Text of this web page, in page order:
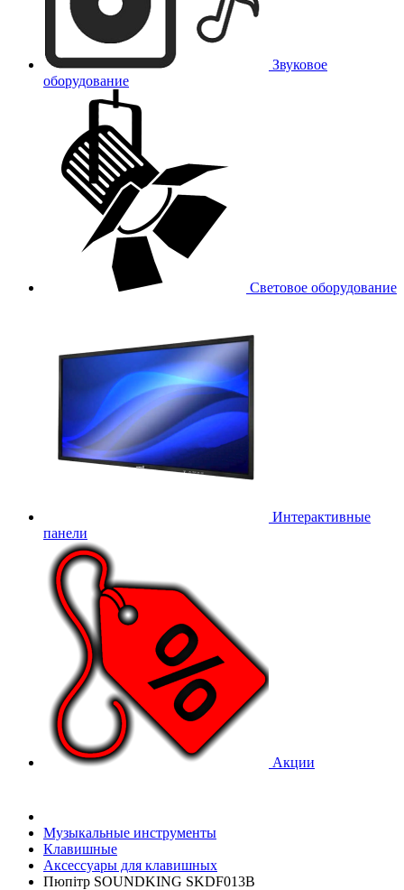
Звуковое
оборудование
Световое оборудование
Интерактивные
панели
Акции
Музыкальные инструменты
Клавишные
Аксессуары для клавишных
Пюпітр SOUNDKING SKDF013B